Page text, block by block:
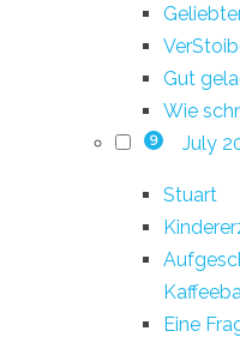
Gut
Wie
9 July
Stuart
Eine